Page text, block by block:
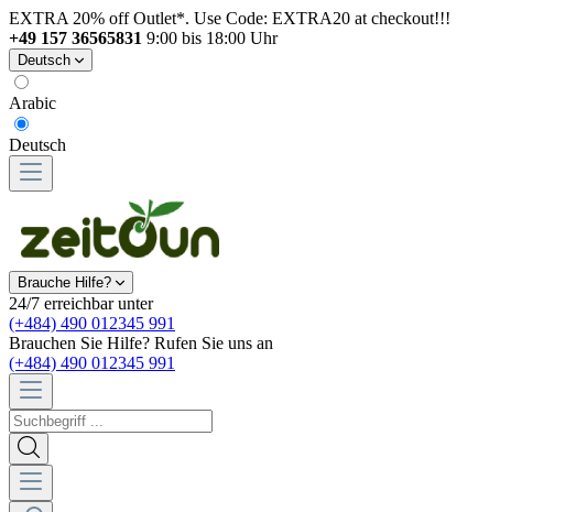
EXTRA 20% off Outlet*. Use Code: EXTRA20 at checkout!!!
+49 157 36565831 9:00 bis 18:00 Uhr
Deutsch
Arabic
Deutsch
Brauche Hilfe?
24/7 erreichbar unter
(+484) 490 012345 991
Brauchen Sie Hilfe? Rufen Sie uns an
(+484) 490 012345 991